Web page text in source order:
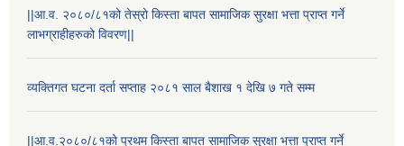
||आ.व. २०८०/८१को तेस्रो किस्ता बापत सामाजिक सुरक्षा भत्ता प्राप्त गर्ने
लाभग्राहीहरुको विवरण||
व्यक्तिगत घटना दर्ता सप्ताह २०८१ साल बैशाख १ देखि ७ गते सम्म
||आ.व.२०८०/८१को प्रथम किस्ता बापत सामाजिक सुरक्षा भत्ता प्राप्त गर्ने